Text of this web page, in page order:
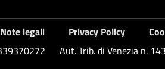
Note legali Privacy Policy
Aut. Trib. di Venezia n.